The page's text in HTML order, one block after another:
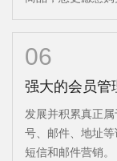
06
强大的会员管
发展并积累真正
号、邮件、地址
短信和邮件营销。